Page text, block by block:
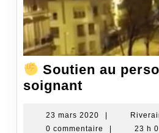
Soutien au
soignant
au
23 mars 2020
23
mars
0 commentaire
23 h